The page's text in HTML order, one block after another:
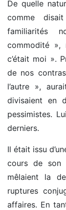
De quelle
comme
familiarités
commodité »,
c’était moi ».
de nos
l’autre »,
divisaient en
pessimistes.
derniers.
Il était issu
cours de son
mêlaient la
ruptures
affaires. En